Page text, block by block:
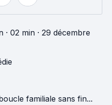
· 02 min · 29 décembre
familiale sans fin...